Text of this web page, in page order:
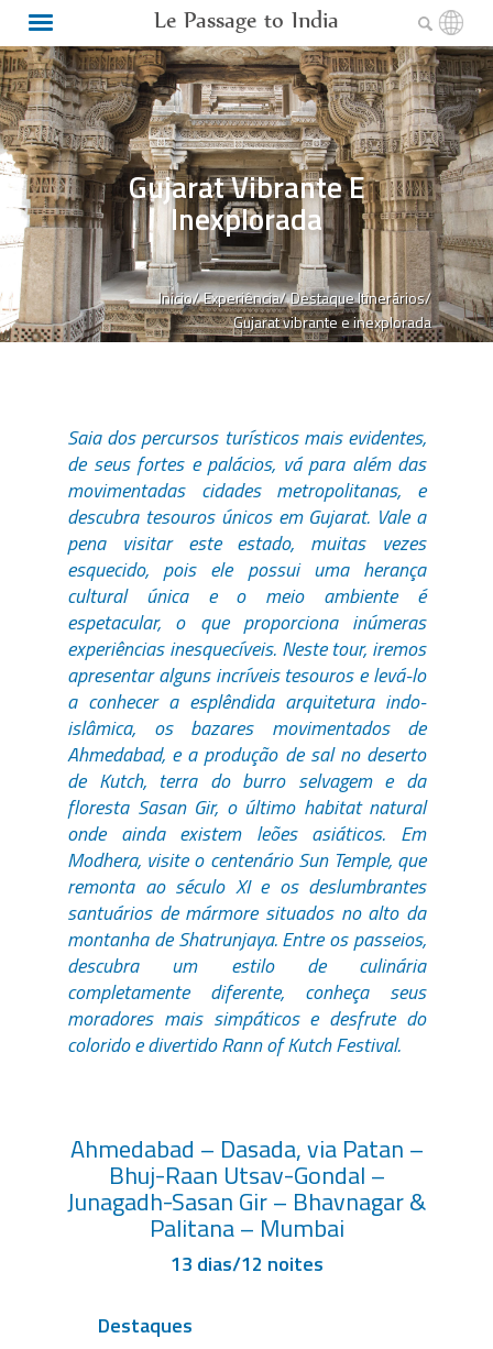
Le Passage to India
Inicio/Experiência/Destaque Itinerários/
Gujarat vibrante e inexplorada
Gujarat Vibrante E
Inexplorada
Saia dos percursos turísticos mais evidentes,
de seus fortes e palácios, vá para além das
movimentadas cidades metropolitanas, e
descubra tesouros únicos em Gujarat. Vale a
pena visitar este estado, muitas vezes
esquecido, pois ele possui uma herança
cultural única e o meio ambiente é
espetacular, o que proporciona inúmeras
experiências inesquecíveis. Neste tour, iremos
apresentar alguns incríveis tesouros e levá-lo
a conhecer a esplêndida arquitetura indo-
islâmica, os bazares movimentados de
Ahmedabad, e a produção de sal no deserto
de Kutch, terra do burro selvagem e da
floresta Sasan Gir, o último habitat natural
onde ainda existem leões asiáticos. Em
Modhera, visite o centenário Sun Temple, que
remonta ao século XI e os deslumbrantes
santuários de mármore situados no alto da
montanha de Shatrunjaya. Entre os passeios,
descubra um estilo de culinária
completamente diferente, conheça seus
moradores mais simpáticos e desfrute do
colorido e divertido Rann of Kutch Festival.
Ahmedabad – Dasada, via Patan –
Bhuj-Raan Utsav-Gondal –
Junagadh-Sasan Gir – Bhavnagar &
Palitana – Mumbai
13 dias/12 noites
Destaques